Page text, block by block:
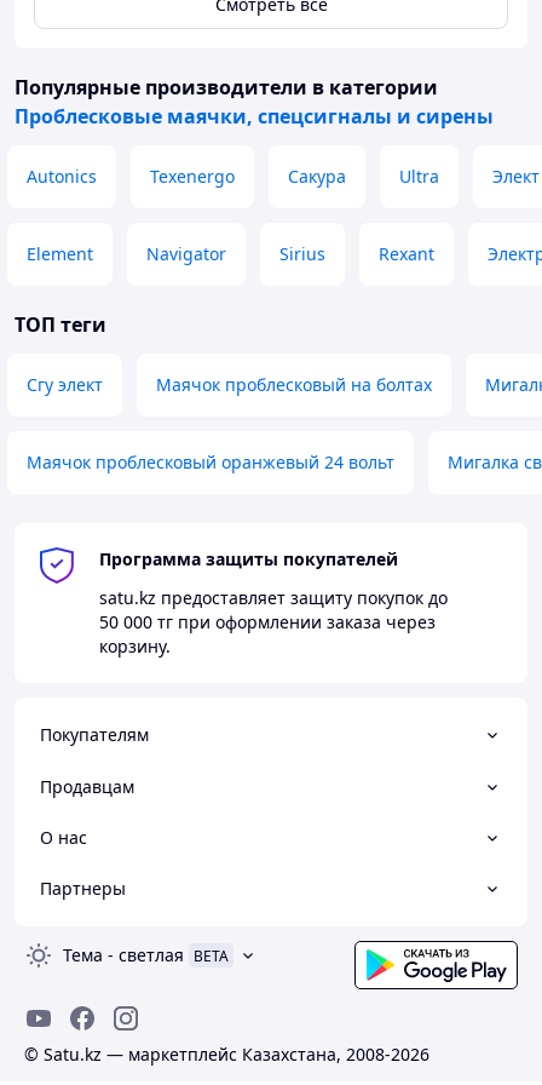
Способ крепления: механический.
Количество светодиодов, от 66шт
Популярные производители в категории
Проблесковые маячки, спецсигналы и сирены
Autonics Texenergo Сакура Ultra Элект
Element Navigator Sirius Rexant
ТОП теги
Сгу элект Маячок проблесковый на болтах
Маячок проблесковый оранжевый 24 вольт Мигалка
Программа защиты покупателей
satu.kz предоставляет защиту покупок до
50 000 тг при оформлении заказа через
корзину.
Покупателям
Продавцам
О нас
Партнеры
Тема - светлая BETA
© Satu.kz — маркетплейс Казахстана, 2008-2026